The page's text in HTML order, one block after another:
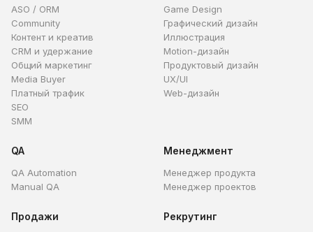
ASO / ORM
Community
Контент и креатив
CRM и удержание
Общий маркетинг
Media Buyer
Платный трафик
SEO
SMM
Game Design
Графический дизайн
Иллюстрация
Motion-дизайн
Продуктовый дизайн
UX/UI
Web-дизайн
QA
QA Automation
Manual QA
Менеджмент
Менеджер продукта
Менеджер проектов
Продажи Рекрутинг